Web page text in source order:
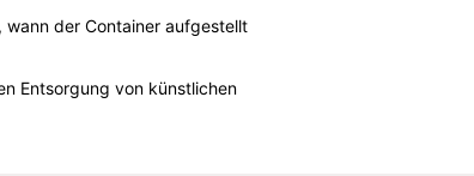
der Container aufgestellt
Entsorgung von künstlichen